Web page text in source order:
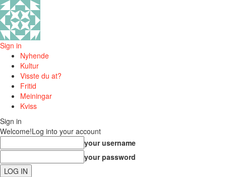
Sign in
Nyhende
Kultur
Visste du at?
Fritid
Meiningar
Kviss
Sign in
Welcome!Log into your account
your username
your password